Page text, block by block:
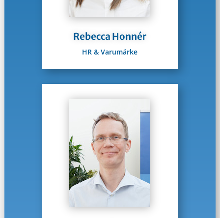
Rebecca Honnér
HR & Varumärke